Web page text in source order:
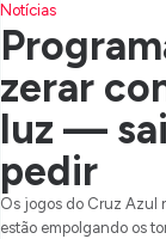
Notícias
zerar
luz —
pedir
Os jogos do Cruz
estão empolgando os